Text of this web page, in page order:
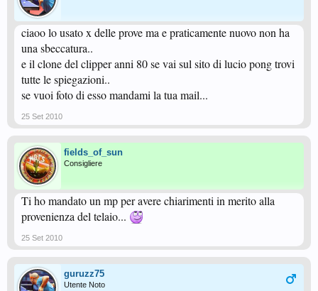
ciaoo lo usato x delle prove ma e praticamente nuovo non ha
una sbeccatura..
e il clone del clipper anni 80 se vai sul sito di lucio pong trovi
tutte le spiegazioni..
se vuoi foto di esso mandami la tua mail...
25 Set 2010
fields_of_sun
Consigliere
Ti ho mandato un mp per avere chiarimenti in merito alla
provenienza del telaio...
25 Set 2010
guruzz75
Utente Noto